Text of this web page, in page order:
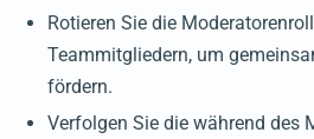
Rotieren Sie die
Teammitgliedern, um
fördern.
Verfolgen Sie die während des